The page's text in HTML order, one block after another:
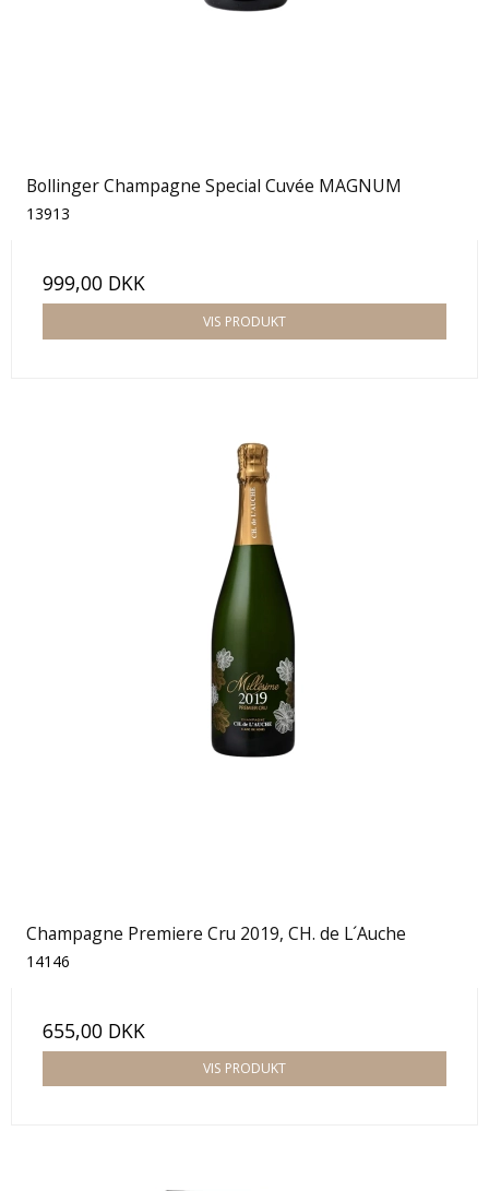
Bollinger Champagne Special Cuvée MAGNUM
13913
999,00 DKK
VIS PRODUKT
Champagne Premiere Cru 2019, CH. de L´Auche
14146
655,00 DKK
VIS PRODUKT